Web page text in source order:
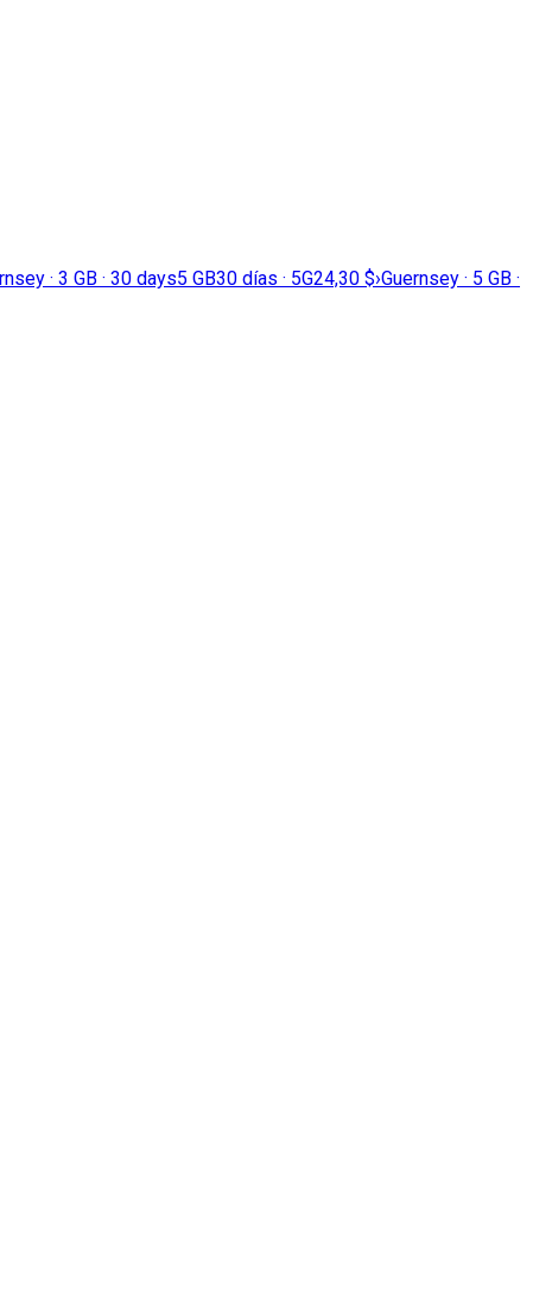
· 3 GB · 30 days5 GB30 días · 5G24,30 $›Guernsey · 5 GB ·